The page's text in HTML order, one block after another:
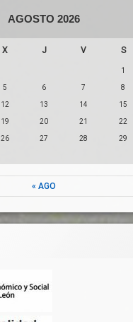
AGOSTO 2026
X J V S
1
5 6 7 8
12 13 14 15
19 20 21 22
26 27 28 29
« AGO